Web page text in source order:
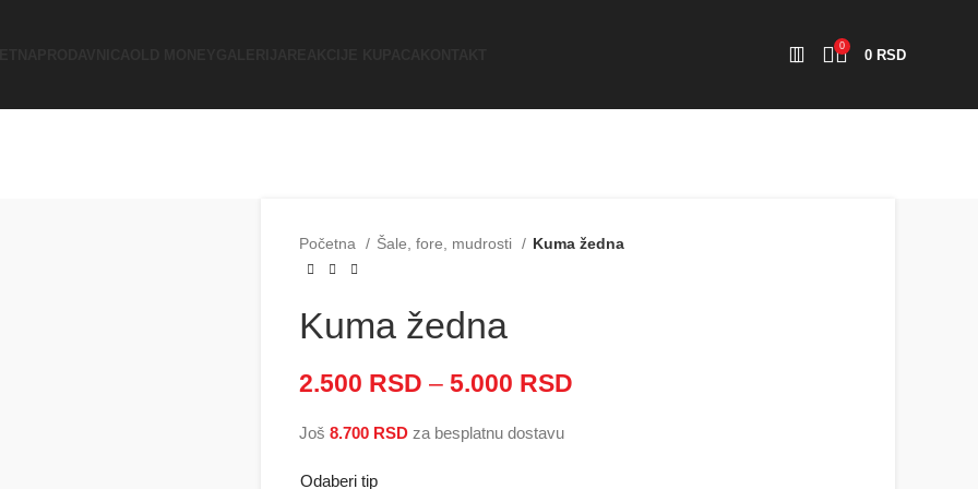
0
0 RSD
Početna Šale, fore, mudrosti Kuma žedna
Kuma žedna
2.500 RSD – 5.000 RSD
Još 8.700 RSD za besplatnu dostavu
Odaberi tip